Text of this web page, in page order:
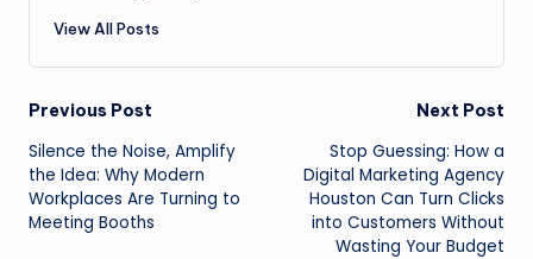
View All Posts
Post
navigation
Previous Post
Silence the Noise, Amplify
the Idea: Why Modern
Workplaces Are Turning to
Meeting Booths
Next Post
Stop Guessing: How a
Digital Marketing Agency
Houston Can Turn Clicks
into Customers Without
Wasting Your Budget